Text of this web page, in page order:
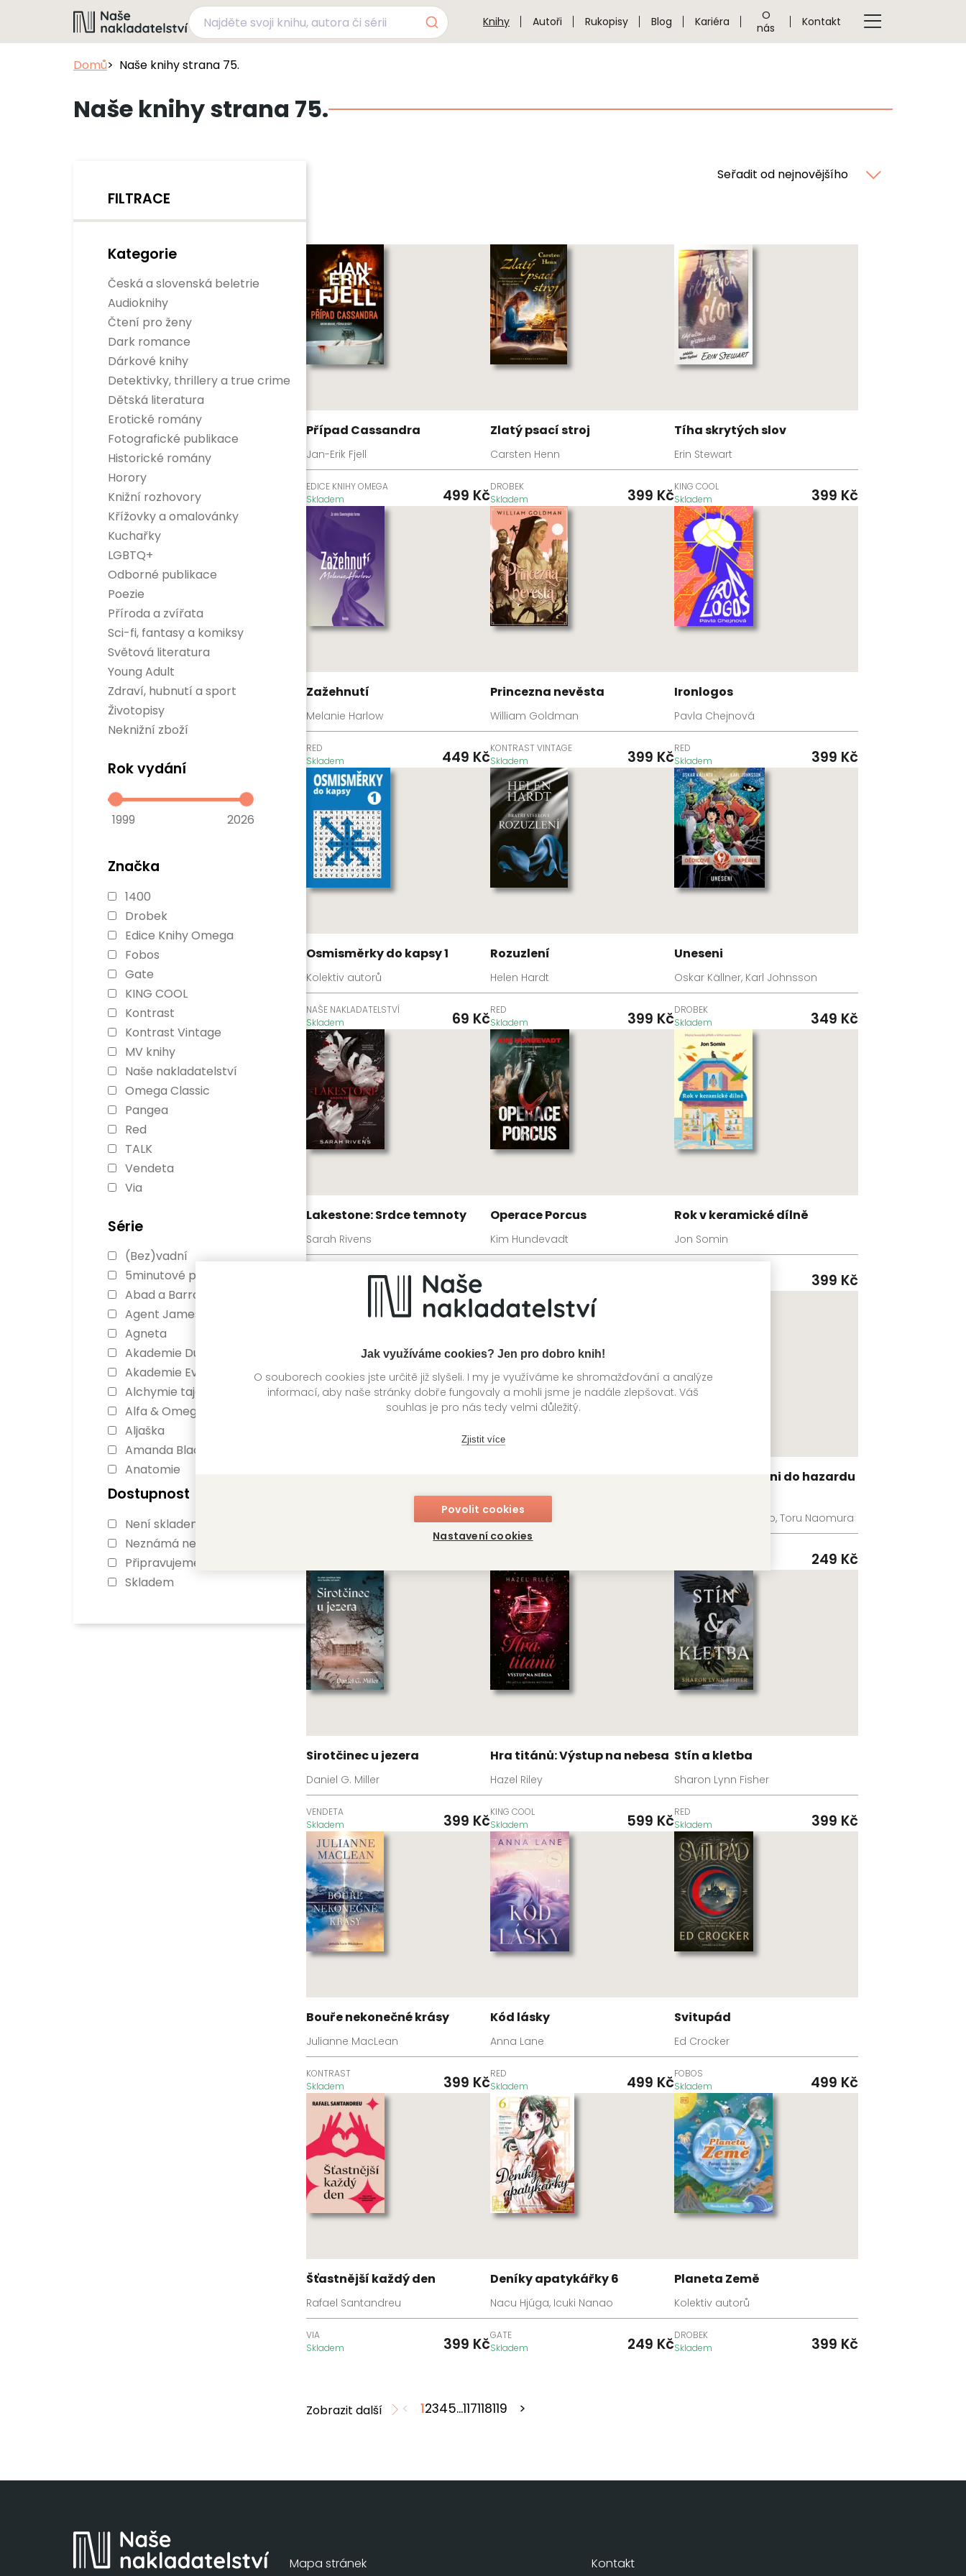
Jak využíváme cookies? Jen pro dobro knih!
O souborech cookies jste určitě již slyšeli. I my je využíváme ke shromažďování a analýze
informací, aby naše stránky dobře fungovaly a mohli jsme je nadále zlepšovat. Váš
souhlas je pro nás tedy velmi důležitý.
Zjistit více
Povolit cookies
Nastavení cookies
Knihy Autoři Rukopisy Blog Kariéra
O
nás
Kontakt
Domů Naše knihy strana 75.
Naše knihy strana 75.
FILTRACE
Kategorie
Česká a slovenská beletrie
Audioknihy
Čtení pro ženy
Dark romance
Dárkové knihy
Detektivky, thrillery a true crime
Detektivky
True crime
Thrillery
Dětská literatura
Dětská naučná
Dětská beletrie
Erotické romány
Fotografické publikace
Historické romány
Horory
Knižní rozhovory
Křížovky a omalovánky
Kuchařky
LGBTQ+
Odborné publikace
Esoterika a duchovní svět
Dítě, rodina a vztahy
Encyklopedie
Hobby
Osobnosti
Rozvoj osobnosti
Business a management
Populárně naučné
Historie
Poezie
Příroda a zvířata
Sci-fi, fantasy a komiksy
Sci-fi
Fantasy
Komiksy
Verneovky
Gamebooky
Manga
Světová literatura
Divadelní hry
Světová beletrie
Young Adult
Zdraví, hubnutí a sport
Sport
Zdraví a hubnutí
Životopisy
Neknižní zboží
Rok vydání
1999 2026
Značka
1400
Drobek
Edice Knihy Omega
Fobos
Gate
KING COOL
Kontrast
Kontrast Vintage
MV knihy
Naše nakladatelství
Omega Classic
Pangea
Red
TALK
Vendeta
Via
Série
(Bez)vadní
5minutové pohádky
Abad a Barrosová
Agent James Ryker
Agneta
Akademie Dunbridge
Akademie Everfall
Alchymie tajemství
Alfa & Omega
Aljaška
Amanda Blacková
Anatomie
Antonia Scottová
Ashen Torment
Ať se stane cokoli
Atomové šelmy
Audioknihy Našeho
Divý les
Dny v knihkupectví Morisaki
Do temnoty
Dostupnost
Není skladem
Neznámá nedostupnost
Připravujeme
Skladem
Seřadit od nejnovějšího
Případ Cassandra
Jan-Erik Fjell
EDICE KNIHY OMEGA
Skladem
499 Kč
Zlatý psací stroj
Carsten Henn
DROBEK
Skladem
399 Kč
Tíha skrytých slov
Erin Stewart
KING COOL
Skladem
399 Kč
Zažehnutí
Melanie Harlow
RED
Skladem
449 Kč
Princezna nevěsta
William Goldman
KONTRAST VINTAGE
Skladem
399 Kč
Ironlogos
Pavla Chejnová
RED
Skladem
399 Kč
Osmisměrky do kapsy 1
Kolektiv autorů
NAŠE NAKLADATELSTVÍ
Skladem
69 Kč
Rozuzlení
Helen Hardt
RED
Skladem
399 Kč
Uneseni
Oskar Källner, Karl Johnsson
DROBEK
Skladem
349 Kč
Lakestone: Srdce temnoty
Sarah Rivens
599Kč
Operace Porcus
Kim Hundevadt
Rok v keramické dílně
Jon Somin
399 Kč
349Kč
Jules Verne
OMEGA CLASSIC
Kakegurui: Blázni do hazardu
Homura Kawamoto, Toru Naomura
249 Kč
Sirotčinec u jezera
Daniel G. Miller
VENDETA
Skladem
399 Kč
Hra titánů: Výstup na nebesa
Hazel Riley
KING COOL
Skladem
599 Kč
Stín a kletba
Sharon Lynn Fisher
RED
Skladem
399 Kč
Bouře nekonečné krásy
Julianne MacLean
KONTRAST
Skladem
399 Kč
Kód lásky
Anna Lane
RED
Skladem
499 Kč
Svitupád
Ed Crocker
FOBOS
Skladem
499 Kč
Šťastnější každý den
Rafael Santandreu
VIA
Skladem
399 Kč
Deníky apatykářky 6
Nacu Hjúga, Icuki Nanao
GATE
Skladem
249 Kč
Planeta Země
Kolektiv autorů
DROBEK
Skladem
399 Kč
Zobrazit další < 12345...117118119 >
Mapa stránek Kontakt